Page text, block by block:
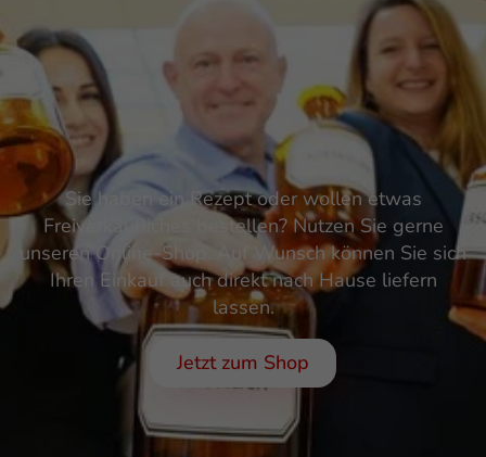
Sie haben ein Rezept oder wollen etwas
Freiverkäufliches bestellen? Nutzen Sie gerne
unseren Online-Shop. Auf Wunsch können Sie sich
Ihren Einkauf auch direkt nach Hause liefern
lassen.
Jetzt zum Shop